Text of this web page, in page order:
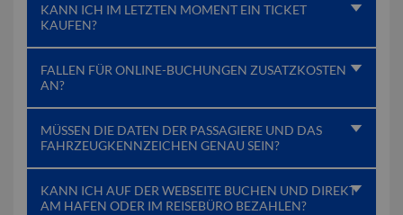
KANN ICH IM LETZTEN MOMENT EIN TICKET
KAUFEN?
FALLEN FÜR ONLINE-BUCHUNGEN ZUSATZKOSTEN
AN?
MÜSSEN DIE DATEN DER PASSAGIERE UND DAS
FAHRZEUGKENNZEICHEN GENAU SEIN?
KANN ICH AUF DER WEBSEITE BUCHEN UND DIREKT
AM HAFEN ODER IM REISEBÜRO BEZAHLEN?